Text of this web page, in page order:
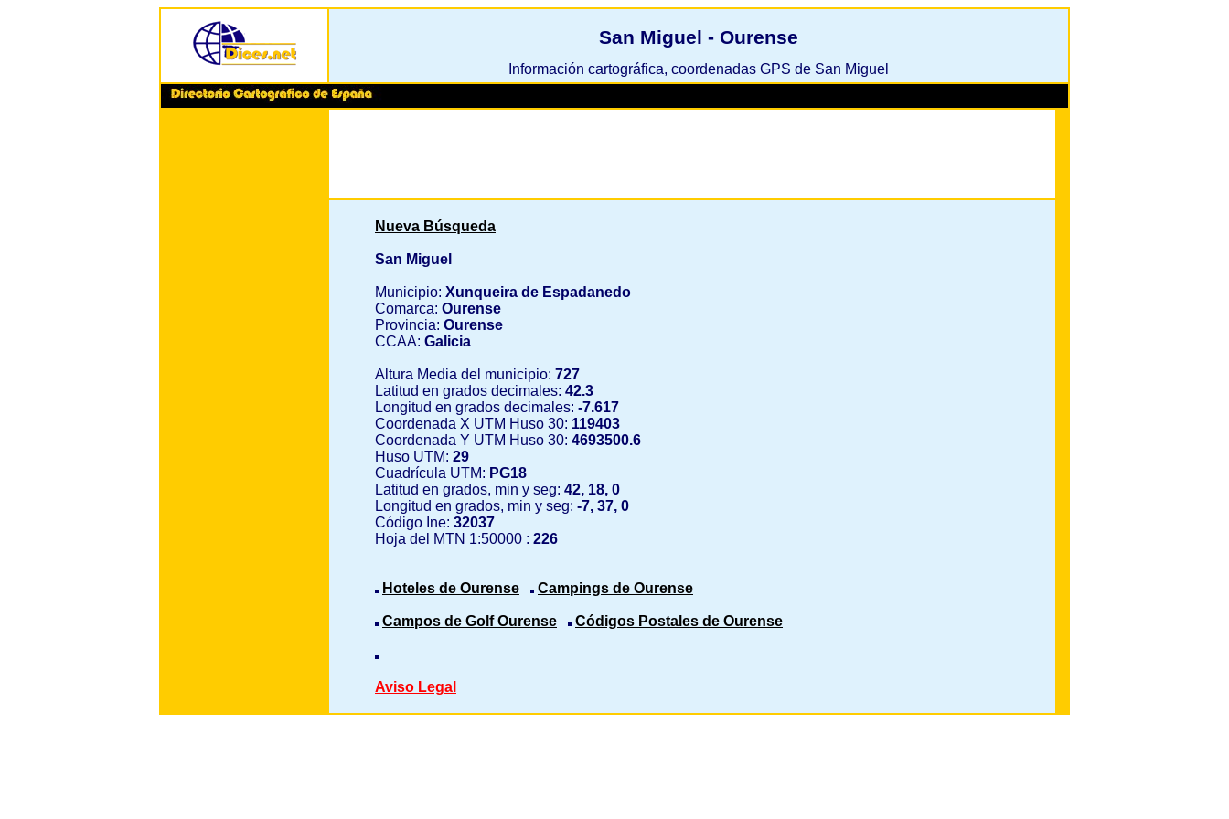
San Miguel - Ourense
Información cartográfica, coordenadas GPS de San Miguel
Nueva Búsqueda
San Miguel
Municipio: Xunqueira de Espadanedo
Comarca: Ourense
Provincia: Ourense
CCAA: Galicia
Altura Media del municipio: 727
Latitud en grados decimales: 42.3
Longitud en grados decimales: -7.617
Coordenada X UTM Huso 30: 119403
Coordenada Y UTM Huso 30: 4693500.6
Huso UTM: 29
Cuadrícula UTM: PG18
Latitud en grados, min y seg: 42, 18, 0
Longitud en grados, min y seg: -7, 37, 0
Código Ine: 32037
Hoja del MTN 1:50000 : 226
Hoteles de Ourense Campings de Ourense
Campos de Golf Ourense Códigos Postales de Ourense
Aviso Legal